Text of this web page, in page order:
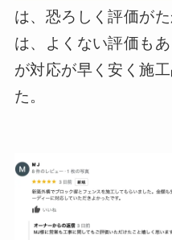
は、恐ろしく評価が
は、よくない評価も
が対応が早く安く施
た。